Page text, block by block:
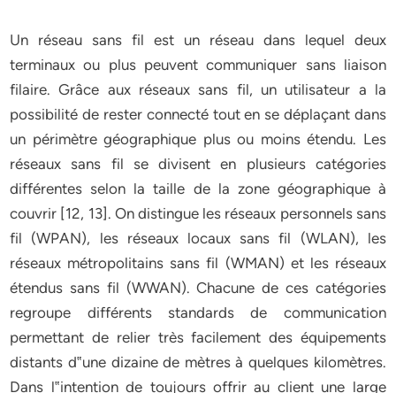
Un réseau sans fil est un réseau dans lequel deux
terminaux ou plus peuvent communiquer sans liaison
filaire. Grâce aux réseaux sans fil, un utilisateur a la
possibilité de rester connecté tout en se déplaçant dans
un périmètre géographique plus ou moins étendu. Les
réseaux sans fil se divisent en plusieurs catégories
différentes selon la taille de la zone géographique à
couvrir [12, 13]. On distingue les réseaux personnels sans
fil (WPAN), les réseaux locaux sans fil (WLAN), les
réseaux métropolitains sans fil (WMAN) et les réseaux
étendus sans fil (WWAN). Chacune de ces catégories
regroupe différents standards de communication
permettant de relier très facilement des équipements
distants d‟une dizaine de mètres à quelques kilomètres.
Dans l‟intention de toujours offrir au client une large